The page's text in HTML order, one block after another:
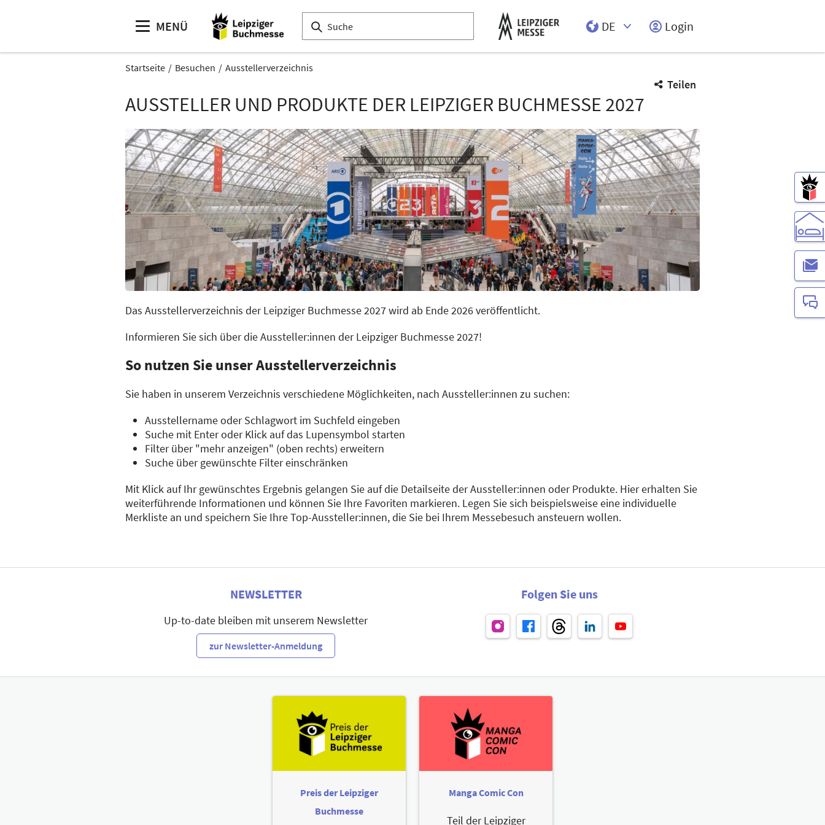
MENÜ
DE
Login
Startseite Besuchen Ausstellerverzeichnis
Teilen
AUSSTELLER UND PRODUKTE DER LEIPZIGER BUCHMESSE 2027
Das Ausstellerverzeichnis der Leipziger Buchmesse 2027 wird ab Ende 2026 veröffentlicht.
Informieren Sie sich über die Aussteller:innen der Leipziger Buchmesse 2027!
So nutzen Sie unser Ausstellerverzeichnis
Sie haben in unserem Verzeichnis verschiedene Möglichkeiten, nach Aussteller:innen zu suchen:
Ausstellername oder Schlagwort im Suchfeld eingeben
Suche mit Enter oder Klick auf das Lupensymbol starten
Filter über "mehr anzeigen" (oben rechts) erweitern
Suche über gewünschte Filter einschränken
Mit Klick auf Ihr gewünschtes Ergebnis gelangen Sie auf die Detailseite der Aussteller:innen oder Produkte. Hier erhalten Sie
weiterführende Informationen und können Sie Ihre Favoriten markieren. Legen Sie sich beispielsweise eine individuelle
Merkliste an und speichern Sie Ihre Top-Aussteller:innen, die Sie bei Ihrem Messebesuch ansteuern wollen.
NEWSLETTER
Up-to-date bleiben mit unserem Newsletter
zur Newsletter-Anmeldung
Folgen Sie uns
Preis der Leipziger
Buchmesse
Manga Comic Con
Teil der Leipziger